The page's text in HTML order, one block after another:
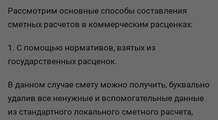
Рассмотрим основные способы составления
сметных расчетов в коммерческим расценках:
1. С помощью нормативов, взятых из
государственных расценок.
В данном случае смету можно получить, буквально
удалив все ненужные и вспомогательные данные
из стандартного локального сметного расчета,